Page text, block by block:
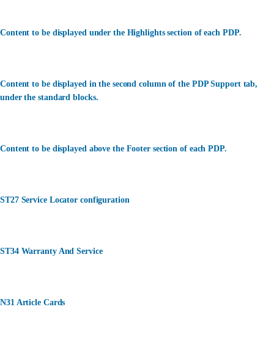
Content to be displayed under the Highlights section of each PDP.
Content to be displayed in the second column of the PDP Support tab,
under the standard blocks.
Content to be displayed above the Footer section of each PDP.
ST27 Service Locator configuration
ST34 Warranty And Service
N31 Article Cards